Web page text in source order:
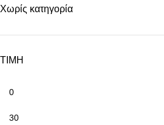
Χωρίς κατηγορία
ΤΙΜΗ